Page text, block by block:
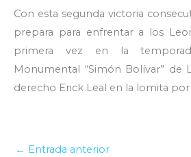
Con esta segunda victoria
prepara para enfrentar a los
primera vez en la
Monumental “Simón Bolívar” de
derecho Erick Leal en la lomita
← Entrada anterior